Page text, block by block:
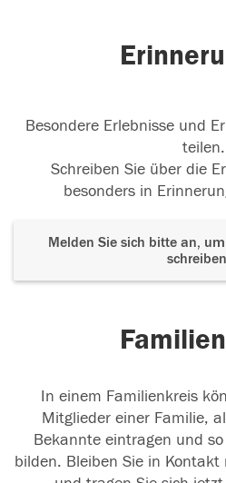
Besondere Erlebnisse und
teilen.
Schreiben Sie über die
besonders in
Melden Sie sich bitte an,
schreiben
In einem Familienkreis
Mitglieder einer Familie,
Bekannte eintragen und
bilden. Bleiben Sie in